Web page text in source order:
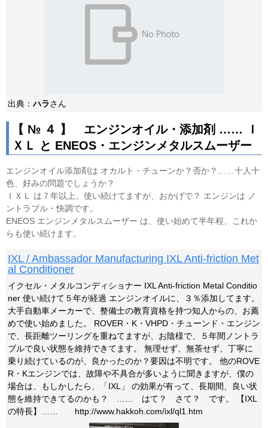
出典：ハラさん
【 № ４ 】 エンジンオイル・添加剤 …… Ｉ
ＸＬ と ENEOS・エンジンメタルスムーザー
エンジンオイル添加剤は オカルト・チューンか？否か？……十人十
色、好みの問題でしょうか？
ＩＸＬ は７年以上、使い続けてますが、おかげで？ エンジンは ノ
ントラブル・快調です。
ENEOS エンジンメタルスムーザー は、使い始めて半年程、これか
らも使い続けます。
IXL / Ambassador Manufacturing IXL Anti-friction Met
al Conditioner
イクセル・メタルコンディショナー IXL Anti-friction Metal Conditio
ner 使い続けて５年が経過 エンジンオイルに、３％添加してます。
大手自動車メーカーで、整備士の教育資格を持つ知人からの、お薦
めで使い始めました。 ROVER・K・VHPD・チューンド・エンジン
で、長距離ツーリングを重ねてますが、お陰様で、５年間ノントラ
ブルで良い状態を維持できてます。 無理せず、無茶せず、丁寧に
乗り続けているのが、良かったのか？要因は不明です。 他のROVE
R・Kエンジンでは、故障や不具合が多いように聞きますが、僕の
場合は、もしかしたら、「IXL」 の効果が有って、長期間、良い状
態を維持できてるのかも？ …… はて？ さて？ です。 【IXL
の特長】…… http://www.hakkoh.com/ixl/ql1.htm